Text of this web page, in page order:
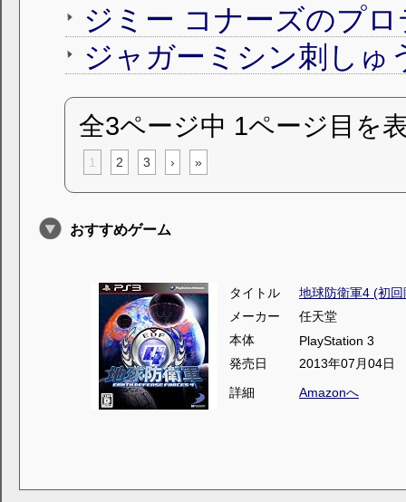
ジミー コナーズのプ
全3ページ中 1ページ目を
1 2 3 › »
おすすめゲーム
タイトル
地球防衛軍4 (初
メーカー
任天堂
本体
PlayStation 3
発売日
2013年07月04日
詳細
Amazonへ